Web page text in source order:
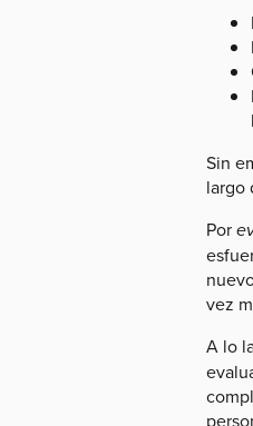
Sin
largo
Por
vez
A lo